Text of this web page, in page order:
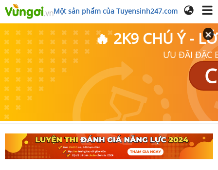
Một sản phẩm của Tuyensinh247.com
🔥 2K9 CHÚ Ý -
ƯU ĐÃI ĐẶC